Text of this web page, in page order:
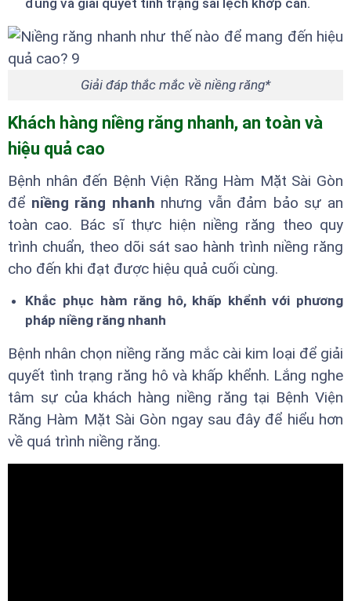
Giải đáp thắc mắc về niềng răng*
Khách hàng niềng răng nhanh, an toàn và
hiệu quả cao
Bệnh nhân đến Bệnh Viện Răng Hàm Mặt Sài Gòn
để niềng răng nhanh nhưng vẫn đảm bảo sự an
toàn cao. Bác sĩ thực hiện niềng răng theo quy
trình chuẩn, theo dõi sát sao hành trình niềng răng
cho đến khi đạt được hiệu quả cuối cùng.
Khắc phục hàm răng hô, khấp khểnh với phương
pháp niềng răng nhanh
Bệnh nhân chọn niềng răng mắc cài kim loại để giải
quyết tình trạng răng hô và khấp khểnh. Lắng nghe
tâm sự của khách hàng niềng răng tại Bệnh Viện
Răng Hàm Mặt Sài Gòn ngay sau đây để hiểu hơn
về quá trình niềng răng.